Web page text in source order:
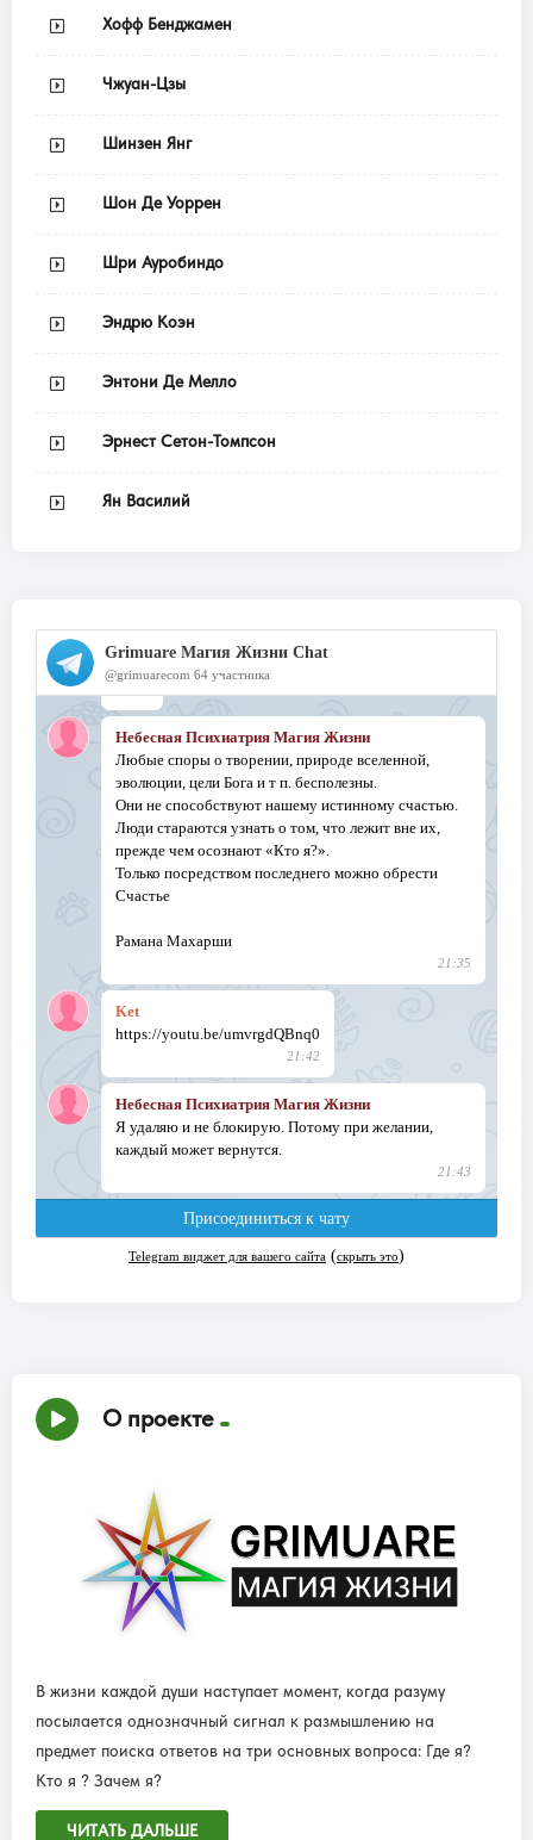
Хофф Бенджамен
Чжуан-Цзы
Шинзен Янг
Шон Де Уоррен
Шри Ауробиндо
Эндрю Коэн
Энтони Де Мелло
Эрнест Сетон-Томпсон
Ян Василий
О проекте
В жизни каждой души наступает момент, когда разуму
посылается однозначный сигнал к размышлению на
предмет поиска ответов на три основных вопроса: Где я?
Кто я ? Зачем я?
ЧИТАТЬ ДАЛЬШЕ